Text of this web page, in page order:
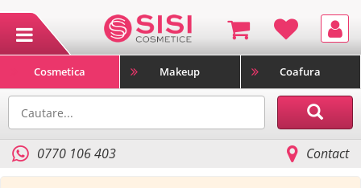
Cosmetica Makeup Coafura
0770 106 403 Contact